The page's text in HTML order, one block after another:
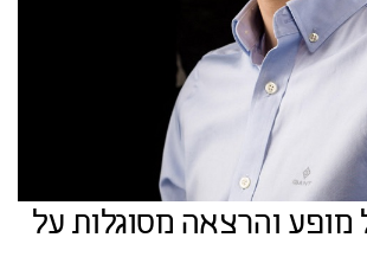
מופע והרצאה מסוגלות על